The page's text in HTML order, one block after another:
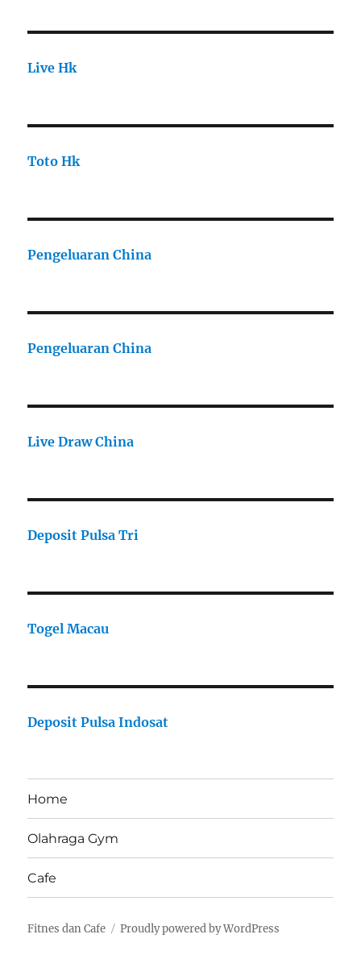
Live Hk
Toto Hk
Pengeluaran China
Pengeluaran China
Live Draw China
Deposit Pulsa Tri
Togel Macau
Deposit Pulsa Indosat
Home
Olahraga Gym
Cafe
Fitnes dan Cafe Proudly powered by WordPress